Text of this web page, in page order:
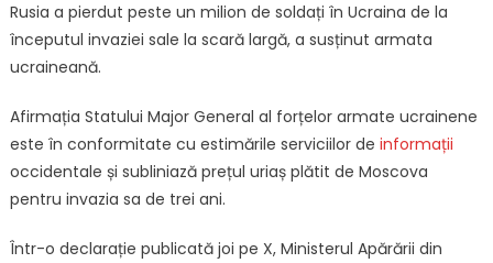
Rusia a pierdut peste un milion de soldați în Ucraina de la
începutul invaziei sale la scară largă, a susținut armata
ucraineană.
Afirmația Statului Major General al forțelor armate ucrainene
este în conformitate cu estimările serviciilor de informații
occidentale și subliniază prețul uriaș plătit de Moscova
pentru invazia sa de trei ani.
Într-o declarație publicată joi pe X, Ministerul Apărării din